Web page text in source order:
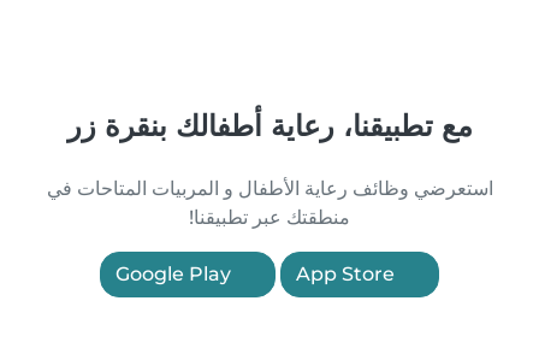
مع تطبيقنا، رعاية أطفالك بنقرة زر
استعرضي وظائف رعاية الأطفال و المربيات المتاحات في
منطقتك عبر تطبيقنا!